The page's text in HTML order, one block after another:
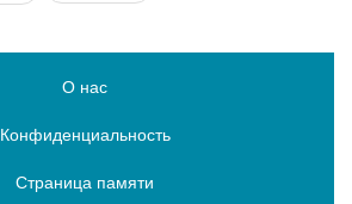
О нас
Конфиденциальность
Страница памяти